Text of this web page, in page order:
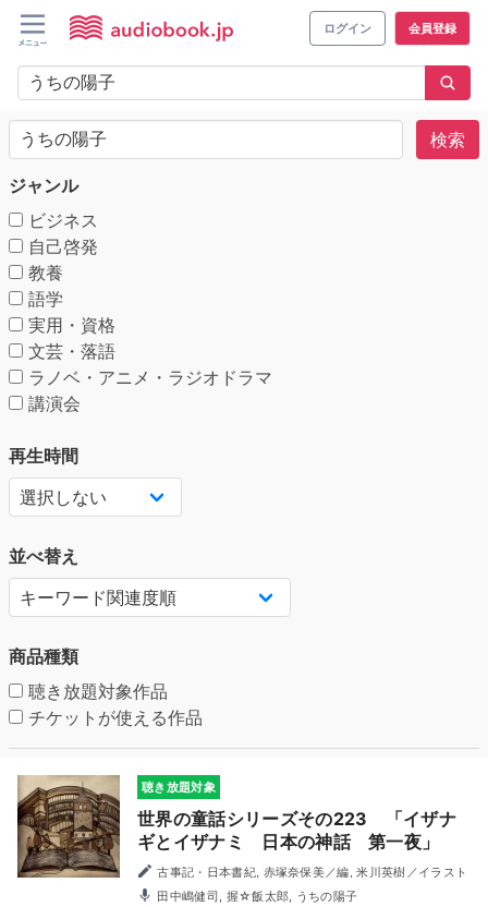
ログイン 会員登録
検索
ジャンル
ビジネス
自己啓発
教養
語学
実用・資格
文芸・落語
ラノベ・アニメ・ラジオドラマ
講演会
再生時間
並べ替え
商品種類
聴き放題対象作品
チケットが使える作品
聴き放題対象
世界の童話シリーズその223 「イザナ
ギとイザナミ 日本の神話 第一夜」
古事記・日本書紀, 赤塚奈保美／編, 米川英樹／イラスト
田中嶋健司, 握☆飯太郎, うちの陽子